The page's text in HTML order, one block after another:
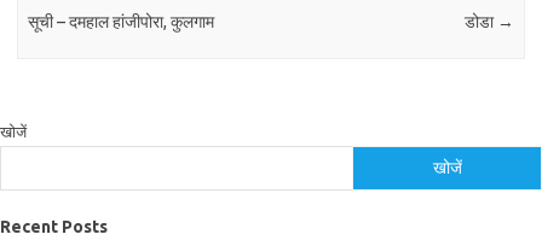
सूची – दमहाल हांजीपोरा, कुलगाम
डोडा →
खोजें
खोजें
Recent Posts